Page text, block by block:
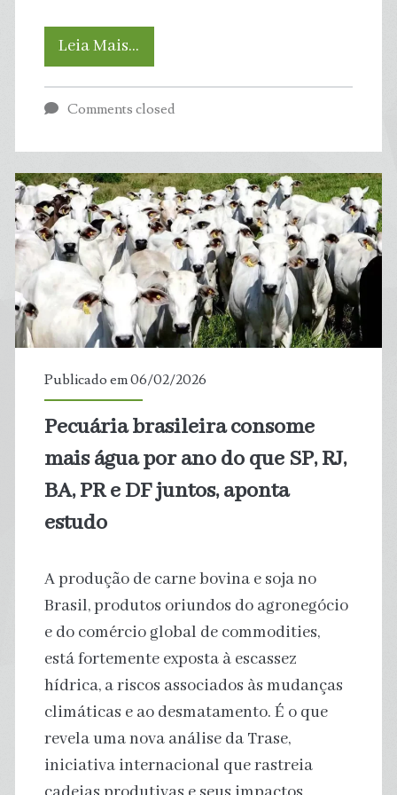
Leia Mais…
do
da
Moratória
da
Soja
riscos
desmatamento
Comments closed
Publicado em 06/02/2026
Pecuária brasileira consome
mais água por ano do que SP, RJ,
BA, PR e DF juntos, aponta
estudo
A produção de carne bovina e soja no
Brasil, produtos oriundos do agronegócio
e do comércio global de commodities,
está fortemente exposta à escassez
hídrica, a riscos associados às mudanças
climáticas e ao desmatamento. É o que
revela uma nova análise da Trase,
iniciativa internacional que rastreia